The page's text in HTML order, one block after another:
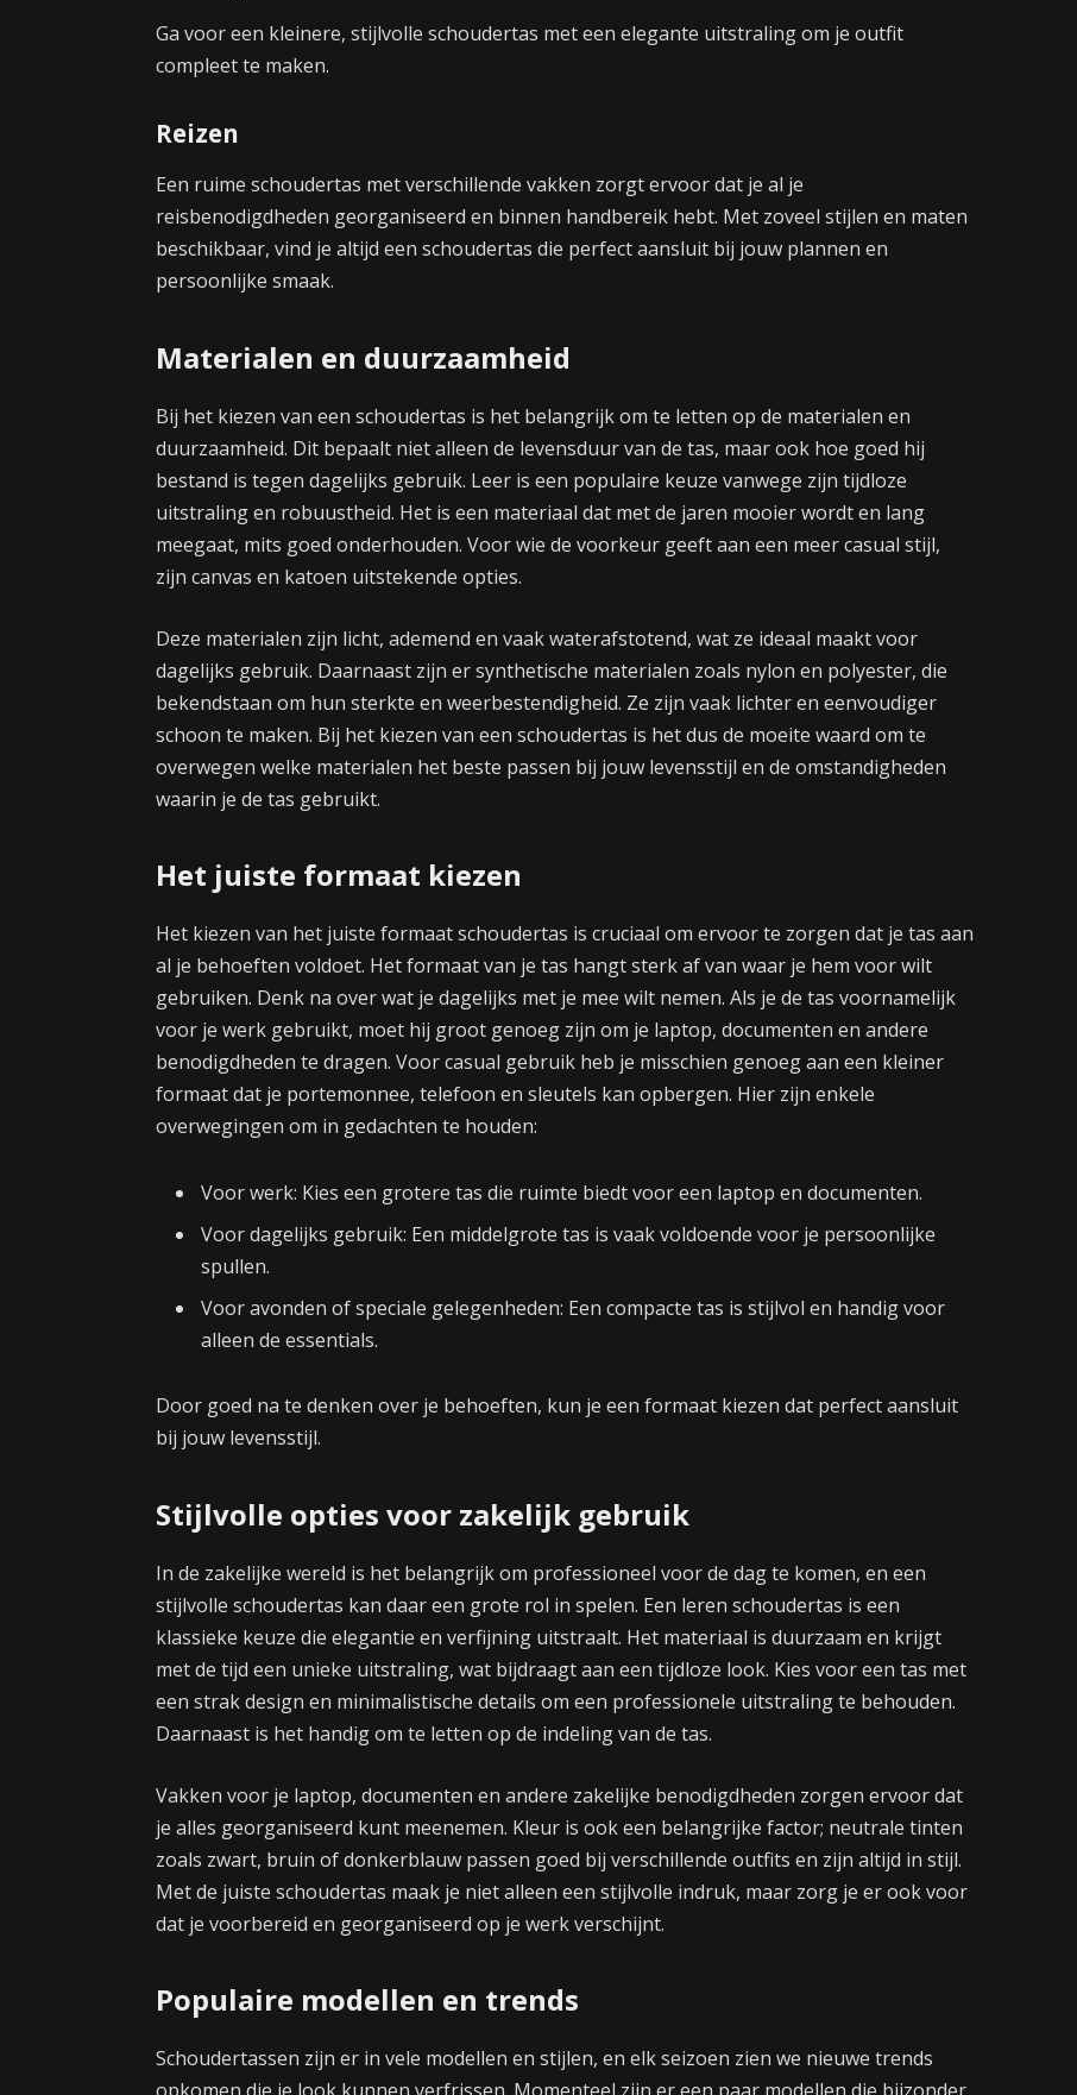
Ga voor een kleinere, stijlvolle schoudertas met een elegante uitstraling om je outfit
compleet te maken.
Reizen
Een ruime schoudertas met verschillende vakken zorgt ervoor dat je al je
reisbenodigdheden georganiseerd en binnen handbereik hebt. Met zoveel stijlen en maten
beschikbaar, vind je altijd een schoudertas die perfect aansluit bij jouw plannen en
persoonlijke smaak.
Materialen en duurzaamheid
Bij het kiezen van een schoudertas is het belangrijk om te letten op de materialen en
duurzaamheid. Dit bepaalt niet alleen de levensduur van de tas, maar ook hoe goed hij
bestand is tegen dagelijks gebruik. Leer is een populaire keuze vanwege zijn tijdloze
uitstraling en robuustheid. Het is een materiaal dat met de jaren mooier wordt en lang
meegaat, mits goed onderhouden. Voor wie de voorkeur geeft aan een meer casual stijl,
zijn canvas en katoen uitstekende opties.
Deze materialen zijn licht, ademend en vaak waterafstotend, wat ze ideaal maakt voor
dagelijks gebruik. Daarnaast zijn er synthetische materialen zoals nylon en polyester, die
bekendstaan om hun sterkte en weerbestendigheid. Ze zijn vaak lichter en eenvoudiger
schoon te maken. Bij het kiezen van een schoudertas is het dus de moeite waard om te
overwegen welke materialen het beste passen bij jouw levensstijl en de omstandigheden
waarin je de tas gebruikt.
Het juiste formaat kiezen
Het kiezen van het juiste formaat schoudertas is cruciaal om ervoor te zorgen dat je tas aan
al je behoeften voldoet. Het formaat van je tas hangt sterk af van waar je hem voor wilt
gebruiken. Denk na over wat je dagelijks met je mee wilt nemen. Als je de tas voornamelijk
voor je werk gebruikt, moet hij groot genoeg zijn om je laptop, documenten en andere
benodigdheden te dragen. Voor casual gebruik heb je misschien genoeg aan een kleiner
formaat dat je portemonnee, telefoon en sleutels kan opbergen. Hier zijn enkele
overwegingen om in gedachten te houden:
Voor werk: Kies een grotere tas die ruimte biedt voor een laptop en documenten.
Voor dagelijks gebruik: Een middelgrote tas is vaak voldoende voor je persoonlijke
spullen.
Voor avonden of speciale gelegenheden: Een compacte tas is stijlvol en handig voor
alleen de essentials.
Door goed na te denken over je behoeften, kun je een formaat kiezen dat perfect aansluit
bij jouw levensstijl.
Stijlvolle opties voor zakelijk gebruik
In de zakelijke wereld is het belangrijk om professioneel voor de dag te komen, en een
stijlvolle schoudertas kan daar een grote rol in spelen. Een leren schoudertas is een
klassieke keuze die elegantie en verfijning uitstraalt. Het materiaal is duurzaam en krijgt
met de tijd een unieke uitstraling, wat bijdraagt aan een tijdloze look. Kies voor een tas met
een strak design en minimalistische details om een professionele uitstraling te behouden.
Daarnaast is het handig om te letten op de indeling van de tas.
Vakken voor je laptop, documenten en andere zakelijke benodigdheden zorgen ervoor dat
je alles georganiseerd kunt meenemen. Kleur is ook een belangrijke factor; neutrale tinten
zoals zwart, bruin of donkerblauw passen goed bij verschillende outfits en zijn altijd in stijl.
Met de juiste schoudertas maak je niet alleen een stijlvolle indruk, maar zorg je er ook voor
dat je voorbereid en georganiseerd op je werk verschijnt.
Populaire modellen en trends
Schoudertassen zijn er in vele modellen en stijlen, en elk seizoen zien we nieuwe trends